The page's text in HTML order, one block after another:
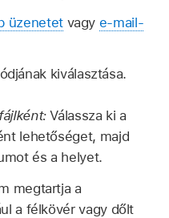
üzenetetvagy e-mail-
kiválasztása.
Válassza ki a
lehetőséget, majd
és a helyet.
megtartja a
a félkövér vagy dőlt